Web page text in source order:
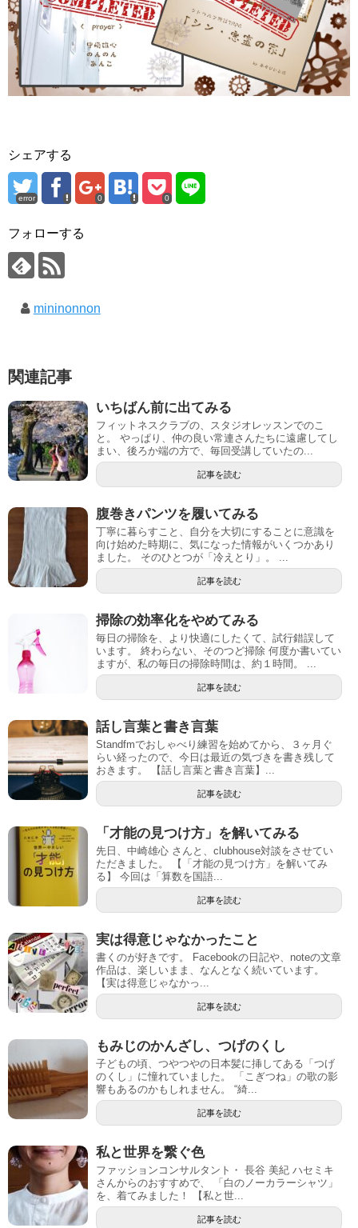
シェアする
error 0 0
フォローする
mininonnon
関連記事
いちばん前に出てみる
フィットネスクラブの、スタジオレッスンでのこ
と。 やっぱり、仲の良い常連さんたちに遠慮してし
まい、後ろか端の方で、毎回受講していたの...
記事を読む
腹巻きパンツを履いてみる
丁寧に暮らすこと、自分を大切にすることに意識を
向け始めた時期に、気になった情報がいくつかあり
ました。 そのひとつが「冷えとり」。 ...
記事を読む
掃除の効率化をやめてみる
毎日の掃除を、より快適にしたくて、試行錯誤して
います。 終わらない、そのつど掃除 何度か書いてい
ますが、私の毎日の掃除時間は、約１時間。 ...
記事を読む
話し言葉と書き言葉
Standfmでおしゃべり練習を始めてから、３ヶ月ぐ
らい経ったので、今日は最近の気づきを書き残して
おきます。 【話し言葉と書き言葉】...
記事を読む
「才能の見つけ方」を解いてみる
先日、中崎雄心 さんと、clubhouse対談をさせてい
ただきました。 【「才能の見つけ方」を解いてみ
る】 今回は「算数を国語...
記事を読む
実は得意じゃなかったこと
書くのが好きです。 Facebookの日記や、noteの文章
作品は、楽しいまま、なんとなく続いています。
【実は得意じゃなかっ...
記事を読む
もみじのかんざし、つげのくし
子どもの頃、つやつやの日本髪に挿してある「つげ
のくし」に憧れていました。 「こぎつね」の歌の影
響もあるのかもしれません。 “綺...
記事を読む
私と世界を繋ぐ色
ファッションコンサルタント・ 長谷 美紀 ハセミキ
さんからのおすすめで、 「白のノーカラーシャツ」
を、着てみました！ 【私と世...
記事を読む